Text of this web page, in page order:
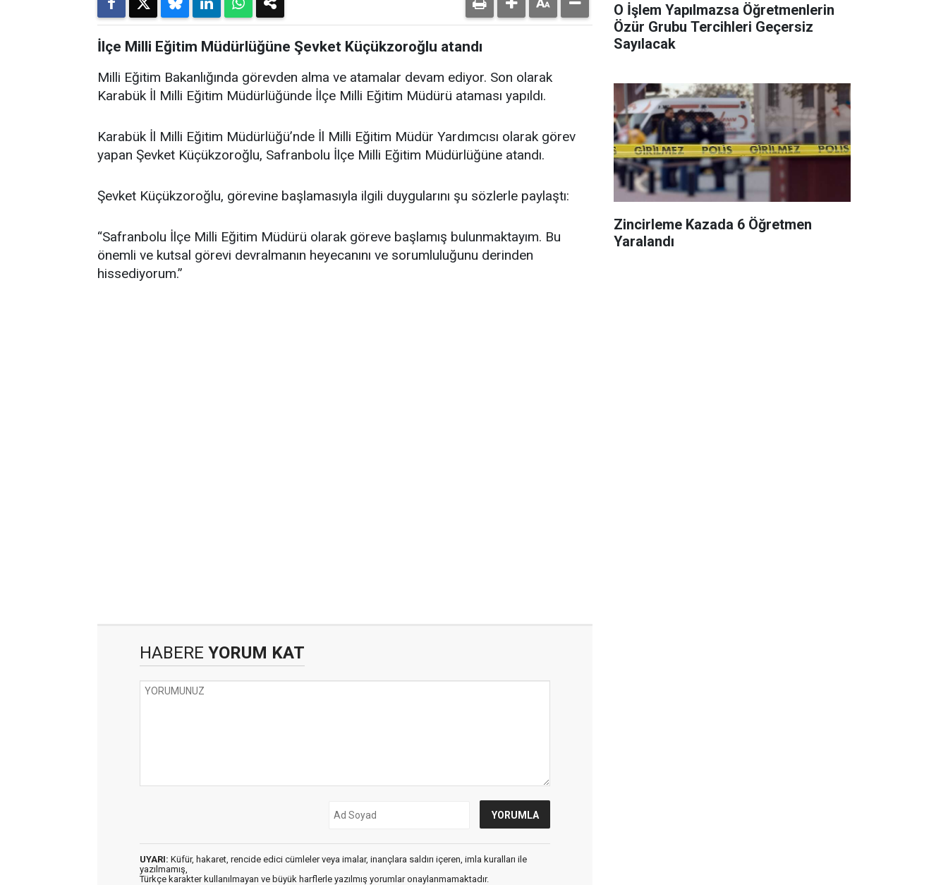
İlçe Milli Eğitim Müdürlüğüne Şevket Küçükzoroğlu atandı
Milli Eğitim Bakanlığında görevden alma ve atamalar devam ediyor. Son olarak
Karabük İl Milli Eğitim Müdürlüğünde İlçe Milli Eğitim Müdürü ataması yapıldı.
Karabük İl Milli Eğitim Müdürlüğü’nde İl Milli Eğitim Müdür Yardımcısı olarak görev
yapan Şevket Küçükzoroğlu, Safranbolu İlçe Milli Eğitim Müdürlüğüne atandı.
Şevket Küçükzoroğlu, görevine başlamasıyla ilgili duygularını şu sözlerle paylaştı:
“Safranbolu İlçe Milli Eğitim Müdürü olarak göreve başlamış bulunmaktayım. Bu
önemli ve kutsal görevi devralmanın heyecanını ve sorumluluğunu derinden
hissediyorum.”
HABERE YORUM KAT
UYARI: Küfür, hakaret, rencide edici cümleler veya imalar, inançlara saldırı içeren, imla kuralları ile
yazılmamış,
Türkçe karakter kullanılmayan ve büyük harflerle yazılmış yorumlar onaylanmamaktadır.
O İşlem Yapılmazsa Öğretmenlerin
Özür Grubu Tercihleri Geçersiz
Sayılacak
Zincirleme Kazada 6 Öğretmen
Yaralandı